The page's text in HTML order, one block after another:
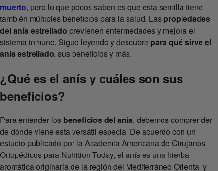
muerto, pero lo que pocos saben es que esta semilla tiene
también múltiples beneficios para la salud. Las propiedades
del anís estrellado previenen enfermedades y mejora el
sistema inmune. Sigue leyendo y descubre para qué sirve el
anís estrellado, sus beneficios y más.
¿Qué es el anís y cuáles son sus
beneficios?
Para entender los beneficios del anís, debemos comprender
de dónde viene esta versátil especia. De acuerdo con un
estudio publicado por la Academia Americana de Cirujanos
Ortopédicos para Nutrition Today, el anís es una hierba
aromática originaria de la región del Mediterráneo Oriental y